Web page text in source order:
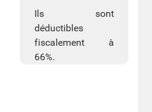
Ils sont
déductibles
fiscalement à
66%.